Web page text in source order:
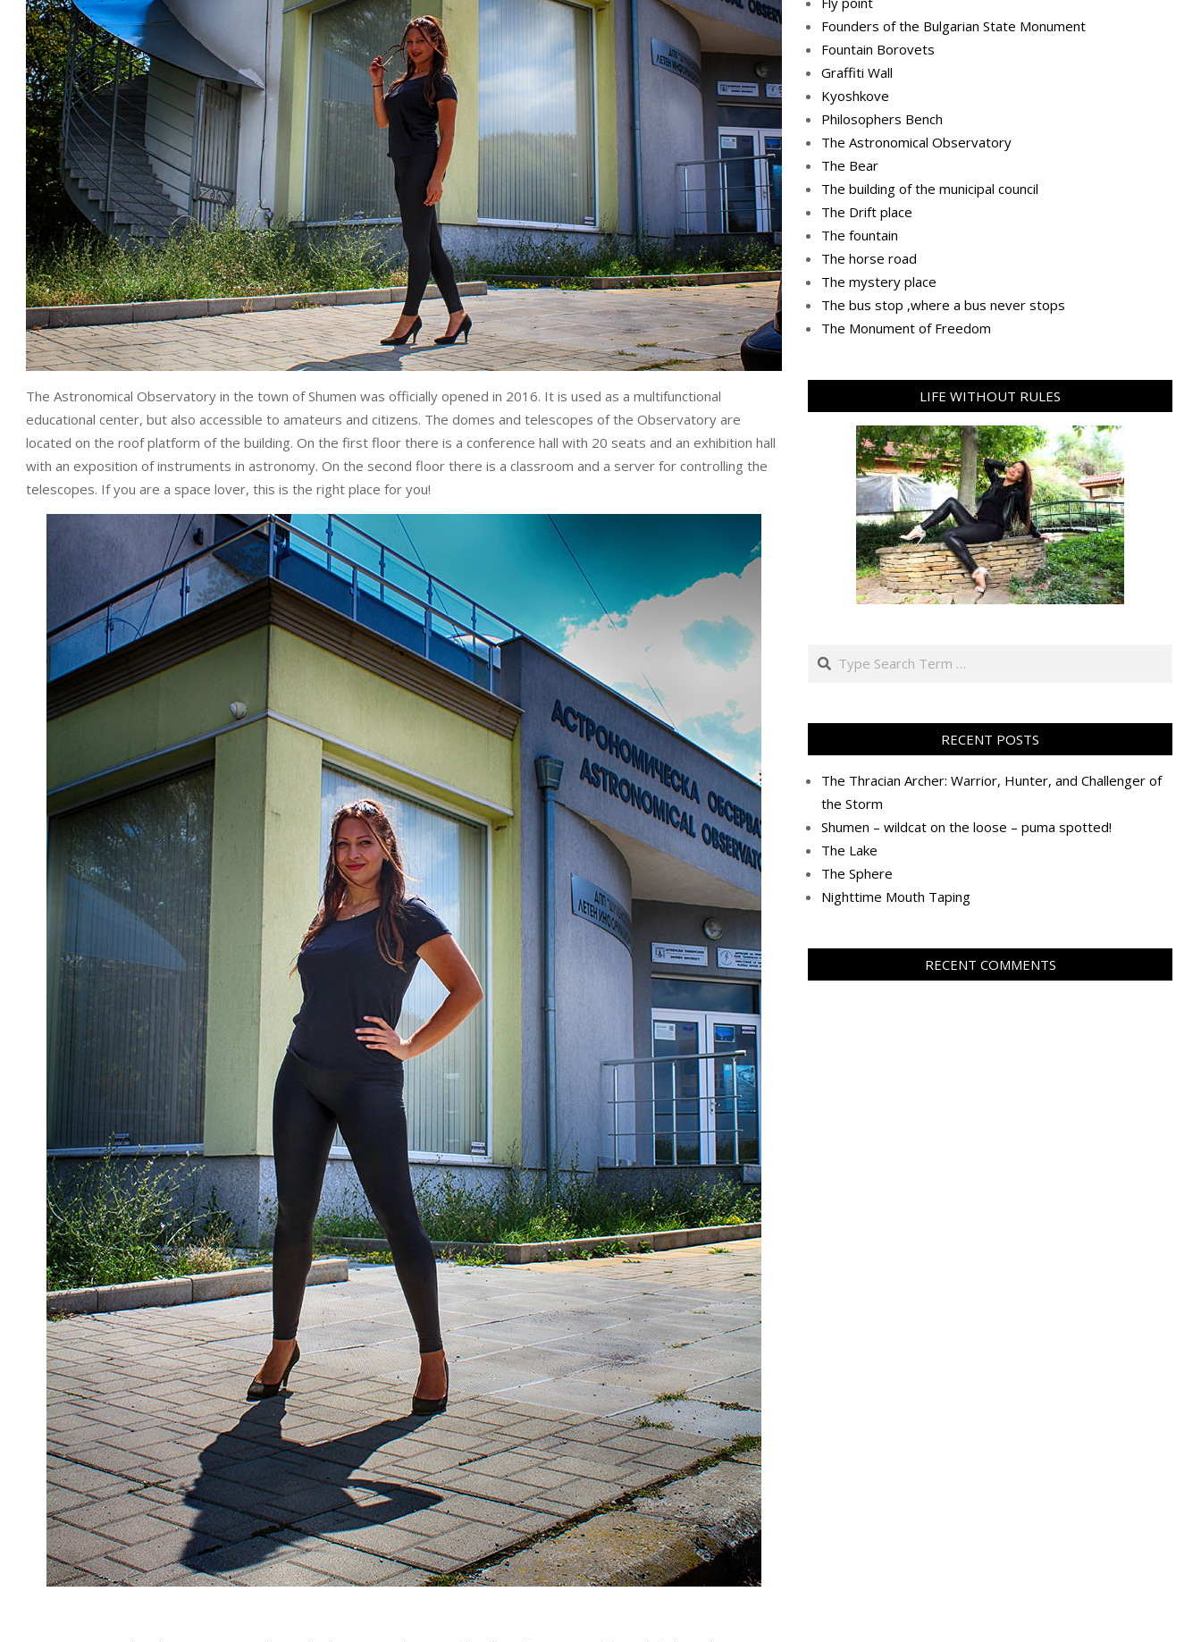
The Astronomical Observatory in the town of Shumen was officially opened in 2016. It is used as a multifunctional
educational center, but also accessible to amateurs and citizens. The domes and telescopes of the Observatory are
located on the roof platform of the building. On the first floor there is a conference hall with 20 seats and an exhibition hall
with an exposition of instruments in astronomy. On the second floor there is a classroom and a server for controlling the
telescopes. If you are a space lover, this is the right place for you!
Founders of the Bulgarian State Monument
Fountain Borovets
Graffiti Wall
Kyoshkove
Philosophers Bench
The Astronomical Observatory
The Bear
The building of the municipal council
The Drift place
The fountain
The horse road
The mystery place
Тhe bus stop ,where a bus never stops
Тhe Мonument of Freedom
LIFE WITHOUT RULES
Search
RECENT POSTS
The Thracian Archer: Warrior, Hunter, and Challenger of
the Storm
Shumen – wildcat on the loose – puma spotted!
The Lake
The Sphere
Nighttime Mouth Taping
RECENT COMMENTS